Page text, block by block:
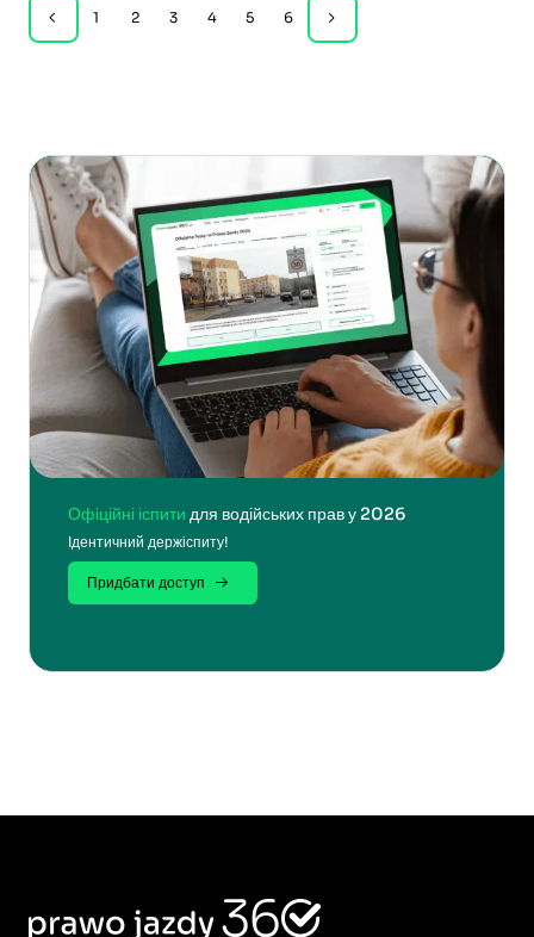
1 2 3 4 5 6
Офіційні іспити для водійських прав у 2026
Ідентичний держіспиту!
Придбати доступ